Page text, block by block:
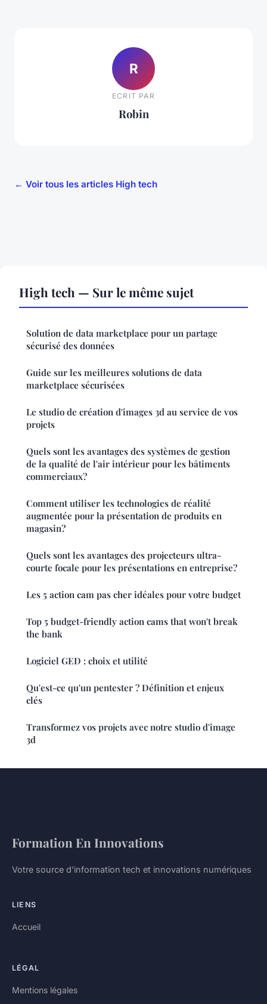
R
ECRIT PAR
Robin
← Voir tous les articles High tech
High tech — Sur le même sujet
Solution de data marketplace pour un partage
sécurisé des données
Guide sur les meilleures solutions de data
marketplace sécurisées
Le studio de création d'images 3d au service de vos
projets
Quels sont les avantages des systèmes de gestion
de la qualité de l'air intérieur pour les bâtiments
commerciaux?
Comment utiliser les technologies de réalité
augmentée pour la présentation de produits en
magasin?
Quels sont les avantages des projecteurs ultra-
courte focale pour les présentations en entreprise?
Les 5 action cam pas cher idéales pour votre budget
Top 5 budget-friendly action cams that won't break
the bank
Logiciel GED : choix et utilité
Qu'est-ce qu'un pentester ? Définition et enjeux
clés
Transformez vos projets avec notre studio d'image
3d
Formation En Innovations
Votre source d'information tech et innovations numériques
LIENS
Accueil
LÉGAL
Mentions légales